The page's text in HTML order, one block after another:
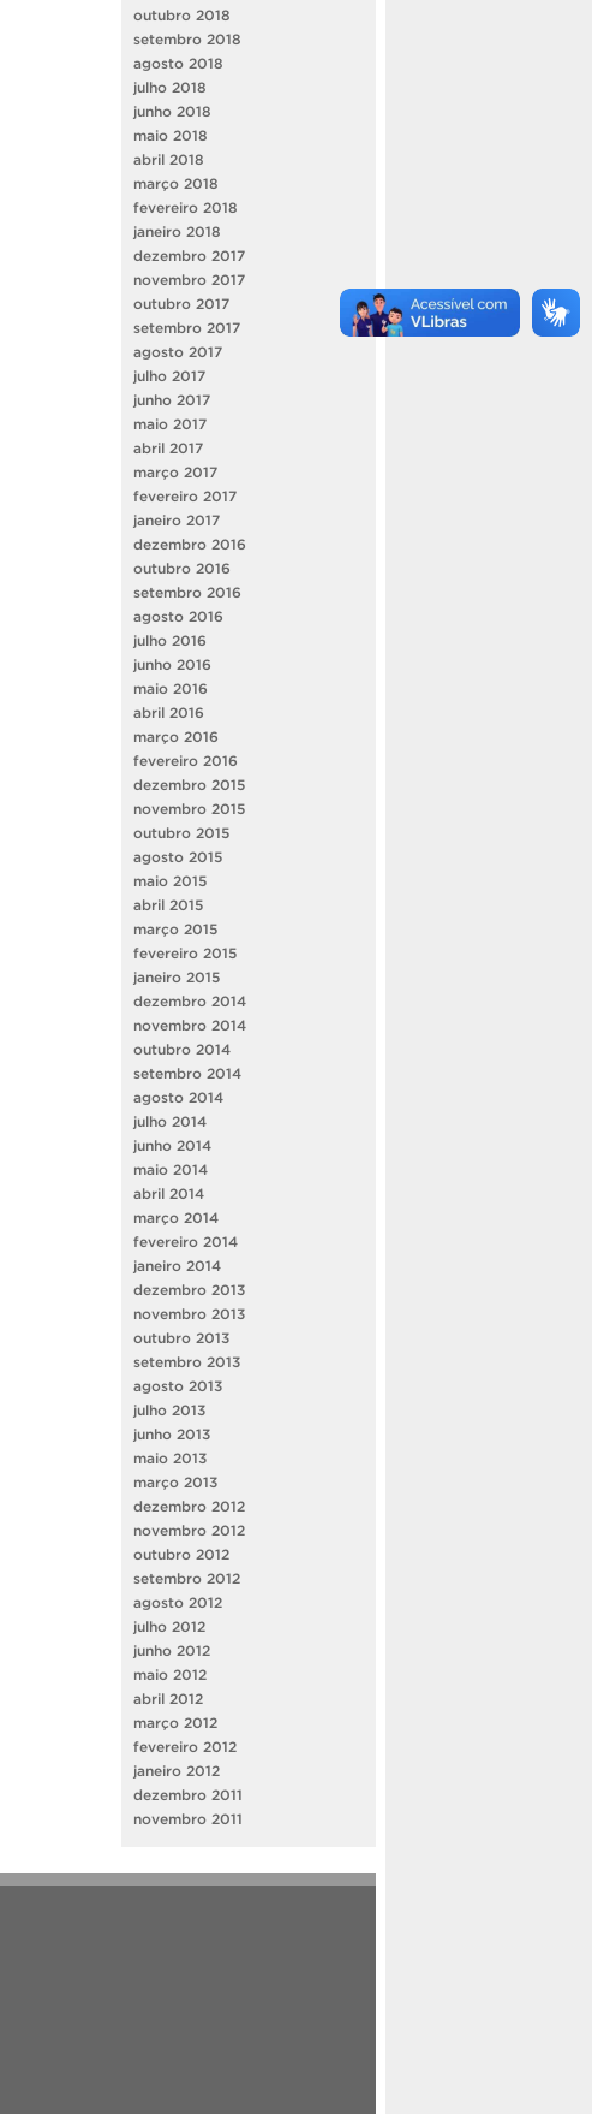
outubro 2018
setembro 2018
agosto 2018
julho 2018
junho 2018
maio 2018
abril 2018
março 2018
fevereiro 2018
janeiro 2018
dezembro 2017
novembro 2017
outubro 2017
setembro 2017
agosto 2017
julho 2017
junho 2017
maio 2017
abril 2017
março 2017
fevereiro 2017
janeiro 2017
dezembro 2016
outubro 2016
setembro 2016
agosto 2016
julho 2016
junho 2016
maio 2016
abril 2016
março 2016
fevereiro 2016
dezembro 2015
novembro 2015
outubro 2015
agosto 2015
maio 2015
abril 2015
março 2015
fevereiro 2015
janeiro 2015
dezembro 2014
novembro 2014
outubro 2014
setembro 2014
agosto 2014
julho 2014
junho 2014
maio 2014
abril 2014
março 2014
fevereiro 2014
janeiro 2014
dezembro 2013
novembro 2013
outubro 2013
setembro 2013
agosto 2013
julho 2013
junho 2013
maio 2013
março 2013
dezembro 2012
novembro 2012
outubro 2012
setembro 2012
agosto 2012
julho 2012
junho 2012
maio 2012
abril 2012
março 2012
fevereiro 2012
janeiro 2012
dezembro 2011
novembro 2011